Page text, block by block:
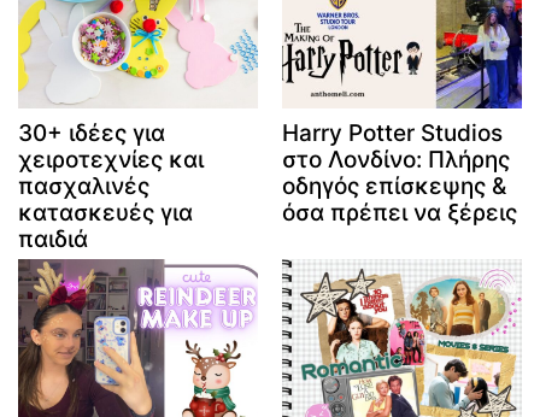
30+ ιδέες για
χειροτεχνίες και
πασχαλινές
κατασκευές για
παιδιά
Harry Potter Studios
στο Λονδίνο: Πλήρης
οδηγός επίσκεψης &
όσα πρέπει να ξέρεις